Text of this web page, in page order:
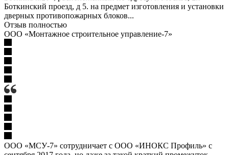
Боткинский проезд, д 5. на предмет изготовления и установки
дверных противопожарных блоков...
Отзыв полностью
ООО «Монтажное строительное управление-7»
ООО «МСУ-7» сотрудничает с ООО «ИНОКС Профиль» с